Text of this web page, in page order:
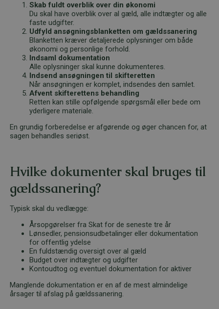
Skab fuldt overblik over din økonomi
Du skal have overblik over al gæld, alle indtægter og alle
faste udgifter.
Udfyld ansøgningsblanketten om gældssanering
Blanketten kræver detaljerede oplysninger om både
økonomi og personlige forhold.
Indsaml dokumentation
Alle oplysninger skal kunne dokumenteres.
Indsend ansøgningen til skifteretten
Når ansøgningen er komplet, indsendes den samlet.
Afvent skifterettens behandling
Retten kan stille opfølgende spørgsmål eller bede om
yderligere materiale.
En grundig forberedelse er afgørende og øger chancen for, at
sagen behandles seriøst.
Hvilke dokumenter skal bruges til
gældssanering?
Typisk skal du vedlægge:
Årsopgørelser fra Skat for de seneste tre år
Lønsedler, pensionsudbetalinger eller dokumentation
for offentlig ydelse
En fuldstændig oversigt over al gæld
Budget over indtægter og udgifter
Kontoudtog og eventuel dokumentation for aktiver
Manglende dokumentation er en af de mest almindelige
årsager til afslag på gældssanering.